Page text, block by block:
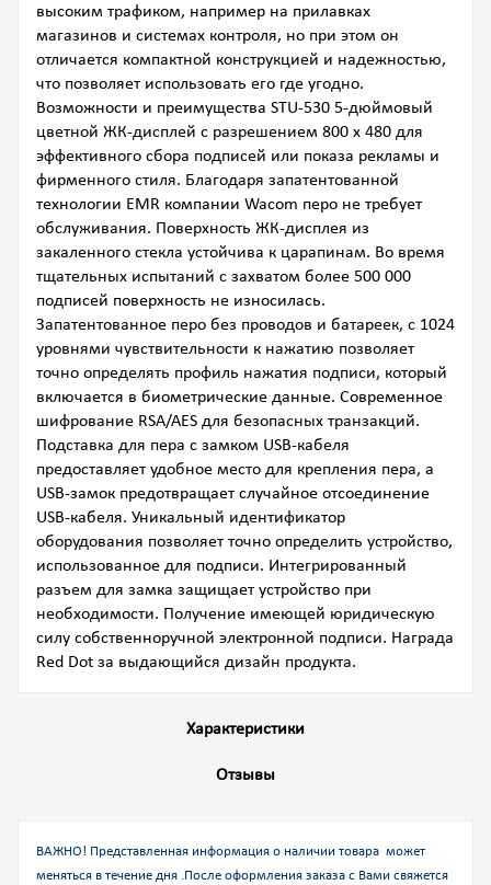
высоким трафиком, например на прилавках
магазинов и системах контроля, но при этом он
отличается компактной конструкцией и надежностью,
что позволяет использовать его где угодно.
Возможности и преимущества STU-530 5-дюймовый
цветной ЖК-дисплей с разрешением 800 x 480 для
эффективного сбора подписей или показа рекламы и
фирменного стиля. Благодаря запатентованной
технологии EMR компании Wacom перо не требует
обслуживания. Поверхность ЖК-дисплея из
закаленного стекла устойчива к царапинам. Во время
тщательных испытаний с захватом более 500 000
подписей поверхность не износилась.
Запатентованное перо без проводов и батареек, с 1024
уровнями чувствительности к нажатию позволяет
точно определять профиль нажатия подписи, который
включается в биометрические данные. Современное
шифрование RSA/AES для безопасных транзакций.
Подставка для пера с замком USB-кабеля
предоставляет удобное место для крепления пера, а
USB-замок предотвращает случайное отсоединение
USB-кабеля. Уникальный идентификатор
оборудования позволяет точно определить устройство,
использованное для подписи. Интегрированный
разъем для замка защищает устройство при
необходимости. Получение имеющей юридическую
силу собственноручной электронной подписи. Награда
Red Dot за выдающийся дизайн продукта.
Характеристики
Отзывы
ВАЖНО! Представленная информация о наличии товара может
меняться в течение дня .После оформления заказа с Вами свяжется